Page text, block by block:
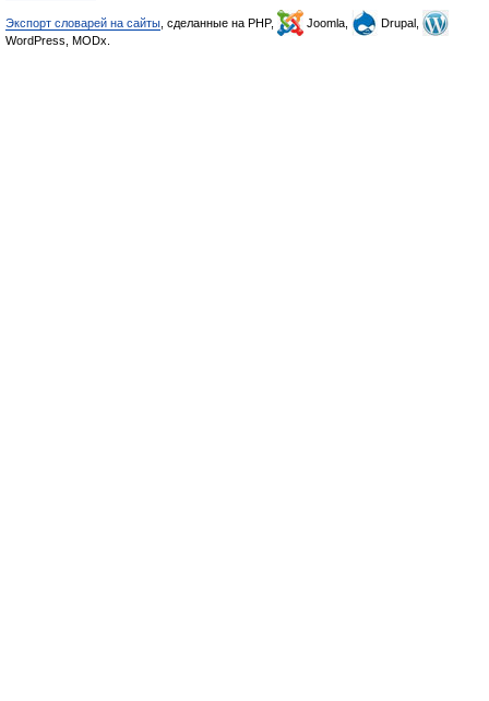
Экспорт словарей на сайты , сделанные на PHP, Joomla,
Drupal,
WordPress, MODx.